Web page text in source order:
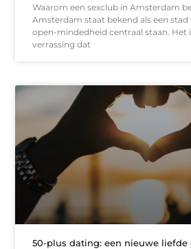
Waarom een sexclub in Amsterdam
Amsterdam staat bekend als een stad
open-mindedheid centraal staan. Het
verrassing dat
50-plus dating: een nieuwe liefde